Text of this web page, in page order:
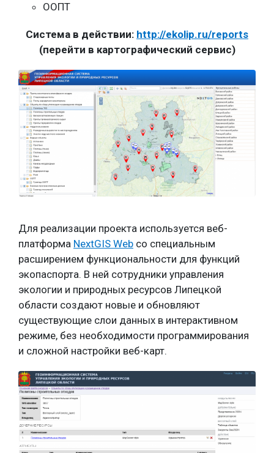
ООПТ
Система в действии: http://ekolip.ru/reports
(перейти в картографический сервис)
Для реализации проекта используется веб-
платформа NextGIS Web со специальным
расширением функциональности для функций
экопаспорта. В ней сотрудники управления
экологии и природных ресурсов Липецкой
области создают новые и обновляют
существующие слои данных в интерактивном
режиме, без необходимости программирования
и сложной настройки веб-карт.